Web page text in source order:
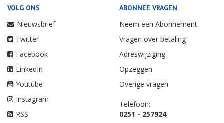
VOLG ONS
Nieuwsbrief
Twitter
Facebook
LinkedIn
Youtube
Instagram
RSS
ABONNEE VRAGEN
Neem een Abonnement
Vragen over betaling
Adreswijziging
Opzeggen
Overige vragen
Telefoon:
0251 - 257924